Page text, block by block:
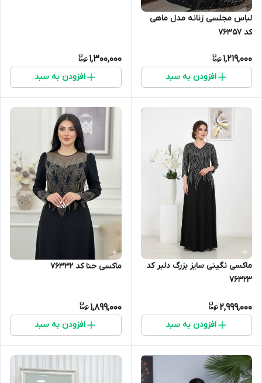
لباس مجلسی زنانه مدل ماهی
کد 76357
1,219,000
افزودن به سبد
1,300,000
افزودن به سبد
ماکسی نگینی سایز بزرگ دلبر کد
76323
2,999,000
افزودن به سبد
ماکسی حنا کد 76332
1,899,000
افزودن به سبد